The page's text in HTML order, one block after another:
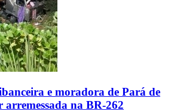
e moradora de Pará de
arremessada na BR-262